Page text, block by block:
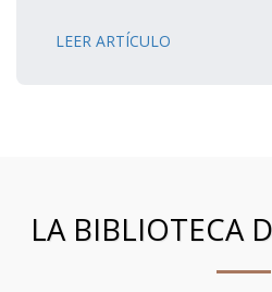
LEER ARTÍCULO
LA BIBLIOTECA